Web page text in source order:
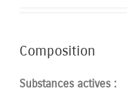
Composition
Substances actives :